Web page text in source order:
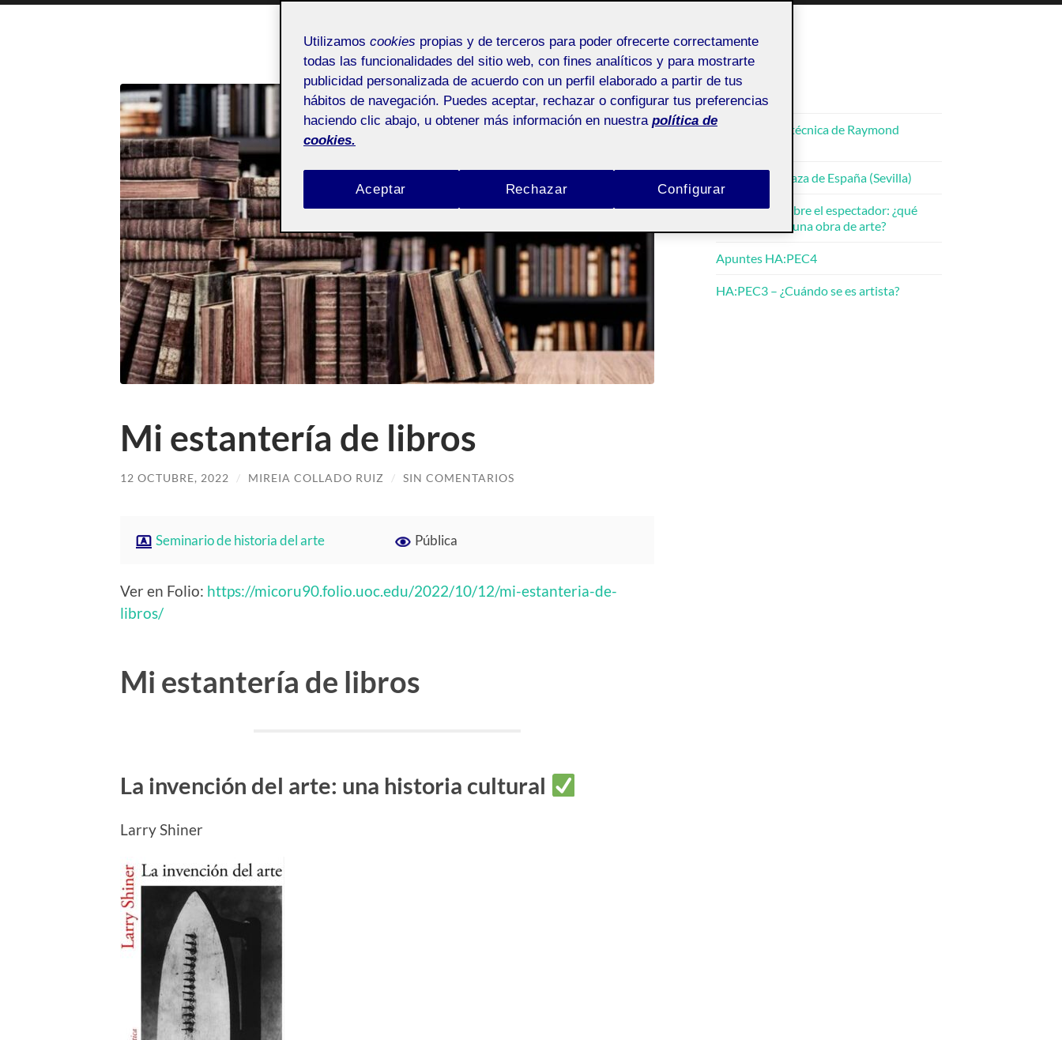
ENTRADA FIJA
Mi estantería de libros
12 OCTUBRE, 2022 / MIREIA COLLADO RUIZ / SIN COMENTARIOS
Seminario de historia del arte Pública
Ver en Folio: https://micoru90.folio.uoc.edu/2022/10/12/mi-estanteria-de-
libros/
Mi estantería de libros
La invención del arte: una historia cultural
Larry Shiner
La perfección técnica de Raymond
HA:PEC4 – Plaza de España (Sevilla)
HA:PEC4 – Sobre el espectador: ¿qué
hacer frente a una obra de arte?
Apuntes HA:PEC4
HA:PEC3 – ¿Cuándo se es artista?
Utilizamos cookies propias y de terceros para poder ofrecerte correctamente
todas las funcionalidades del sitio web, con fines analíticos y para mostrarte
publicidad personalizada de acuerdo con un perfil elaborado a partir de tus
hábitos de navegación. Puedes aceptar, rechazar o configurar tus preferencias
haciendo clic abajo, u obtener más información en nuestra política de
cookies.
Rechazar
Aceptar Configurar